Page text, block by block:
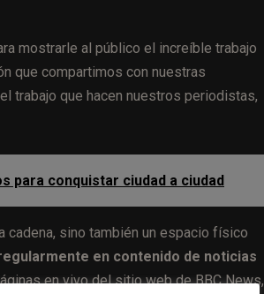
mostrarle al público el increíble trabajo
que compartimos con nuestras
trabajo que hacen nuestros periodistas,
para conquistar ciudad a ciudad
cadena, sino también un espacio físico
en contenido de noticias
en vivo del sitio web de BBC News,